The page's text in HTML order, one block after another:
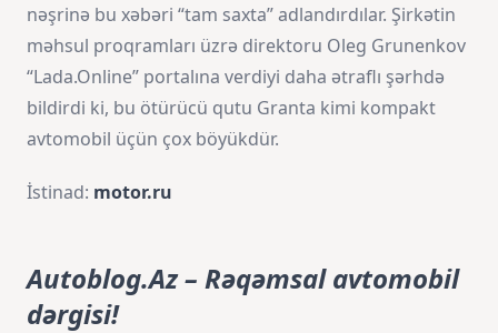
nəşrinə bu xəbəri “tam saxta” adlandırdılar. Şirkətin
məhsul proqramları üzrə direktoru Oleg Grunenkov
“Lada.Online” portalına verdiyi daha ətraflı şərhdə
bildirdi ki, bu ötürücü qutu Granta kimi kompakt
avtomobil üçün çox böyükdür.
İstinad: motor.ru
Autoblog.Az – Rəqəmsal avtomobil
dərgisi!